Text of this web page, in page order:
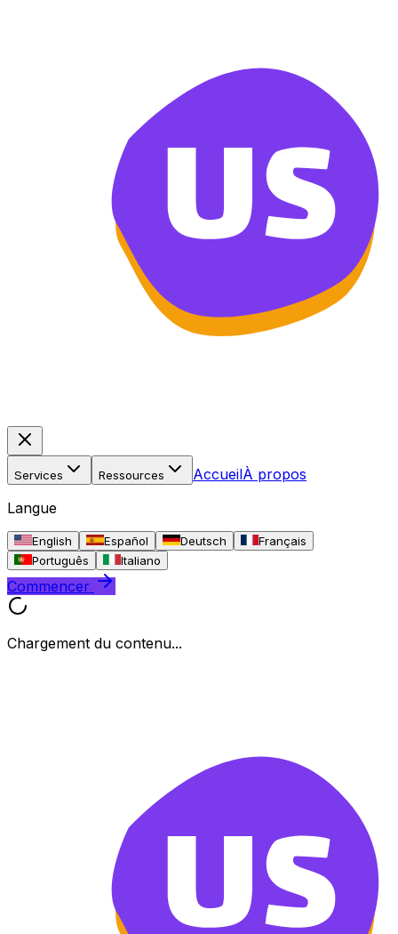
Services Ressources AccueilÀ propos
Langue
English Español Deutsch
Français
Português
Italiano
Commencer
Chargement du contenu...